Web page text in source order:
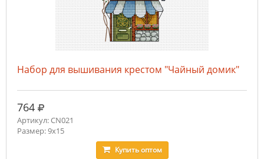
Набор для вышивания крестом "Чайный домик"
764 руб.
Артикул: CN021
Размер: 9х15
Купитьоптом